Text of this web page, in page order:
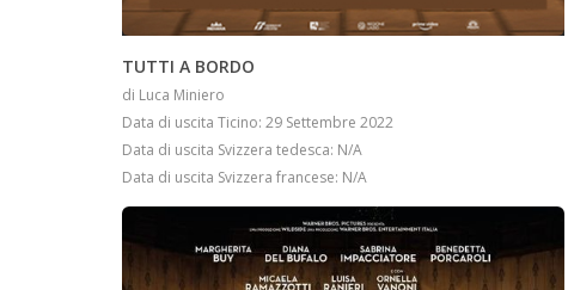
TUTTI A BORDO
di Luca Miniero
Data di uscita Ticino: 29 Settembre 2022
Data di uscita Svizzera tedesca: N/A
Data di uscita Svizzera francese: N/A